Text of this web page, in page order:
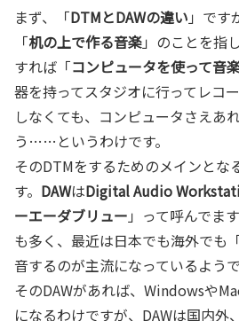
まず、「DTMとDAWの違い 」です
「机の上で作る音楽」のことを指
すれば「コンピュータを使って音
器を持ってスタジオに行ってレコ
しなくても、コンピュータさえあ
う……というわけです。
そのDTMをするためのメインとな
す。 DAWはDigital Audio
ーエーダブリュー 」って呼んでま
も多く、最近は日本でも海外でも
音するのが主流になっているようで
そのDAWがあれば、Windowsや
になるわけですが、DAWは国内外